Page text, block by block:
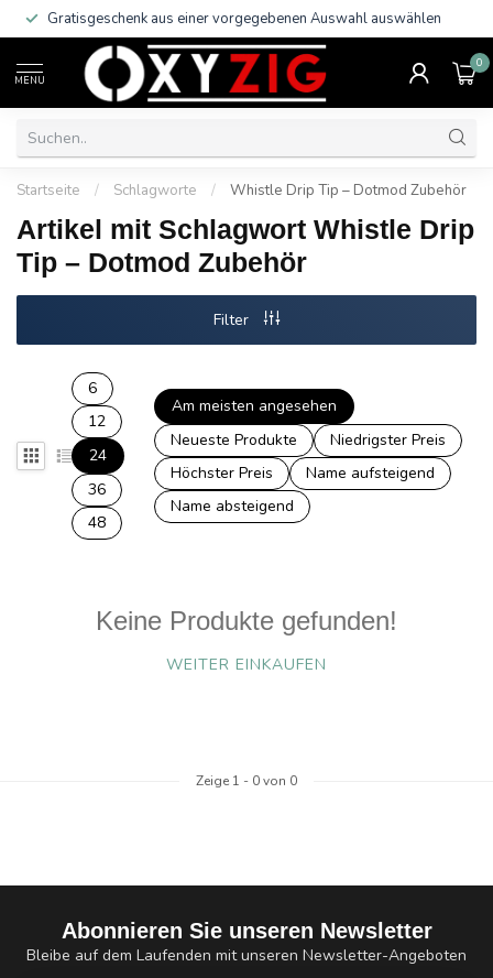
Gratisgeschenk aus einer vorgegebenen Auswahl auswählen
MENU
0
Startseite / Schlagworte / Whistle Drip Tip – Dotmod Zubehör
Artikel mit Schlagwort Whistle Drip
Tip – Dotmod Zubehör
Filter
6
12
24
36
48
Am meisten angesehen
Neueste Produkte
Niedrigster Preis
Höchster Preis
Name aufsteigend
Name absteigend
Keine Produkte gefunden!
WEITER EINKAUFEN
Zeige 1 - 0von 0
Abonnieren Sie unseren Newsletter
Bleibe auf dem Laufenden mit unseren Newsletter-Angeboten